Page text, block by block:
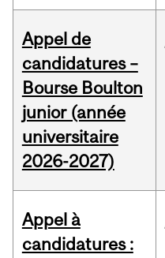
Appel de
candidatures –
Bourse Boulton
junior (année
universitaire
2026-2027)
Appel à
candidatures :